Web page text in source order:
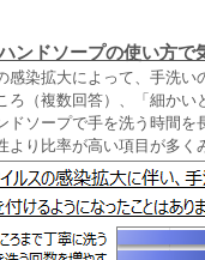
ンドソープの使い方で
感染拡大によって、手洗
ろ（複数回答）、「細か
ドソープで手を洗う時間
より比率が高い項目が多く